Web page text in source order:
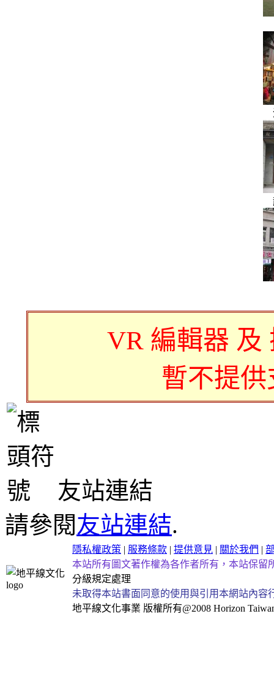
VR 編輯器 及
暫不提
友站連結
請參閱友站連結.
隱私權政策 | 服務條款 | 提供意見 | 關於我們 |
本站所有圖文著作權為各作者所有，本站保留
分級規定處理
未取得本站書面同意的使用與引用本網站內
地平線文化事業 版權所有@2008 Horizon